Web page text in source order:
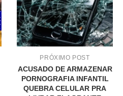
PRÓXIMO POST
ACUSADO DE ARMAZENAR
PORNOGRAFIA INFANTIL
QUEBRA CELULAR PRA